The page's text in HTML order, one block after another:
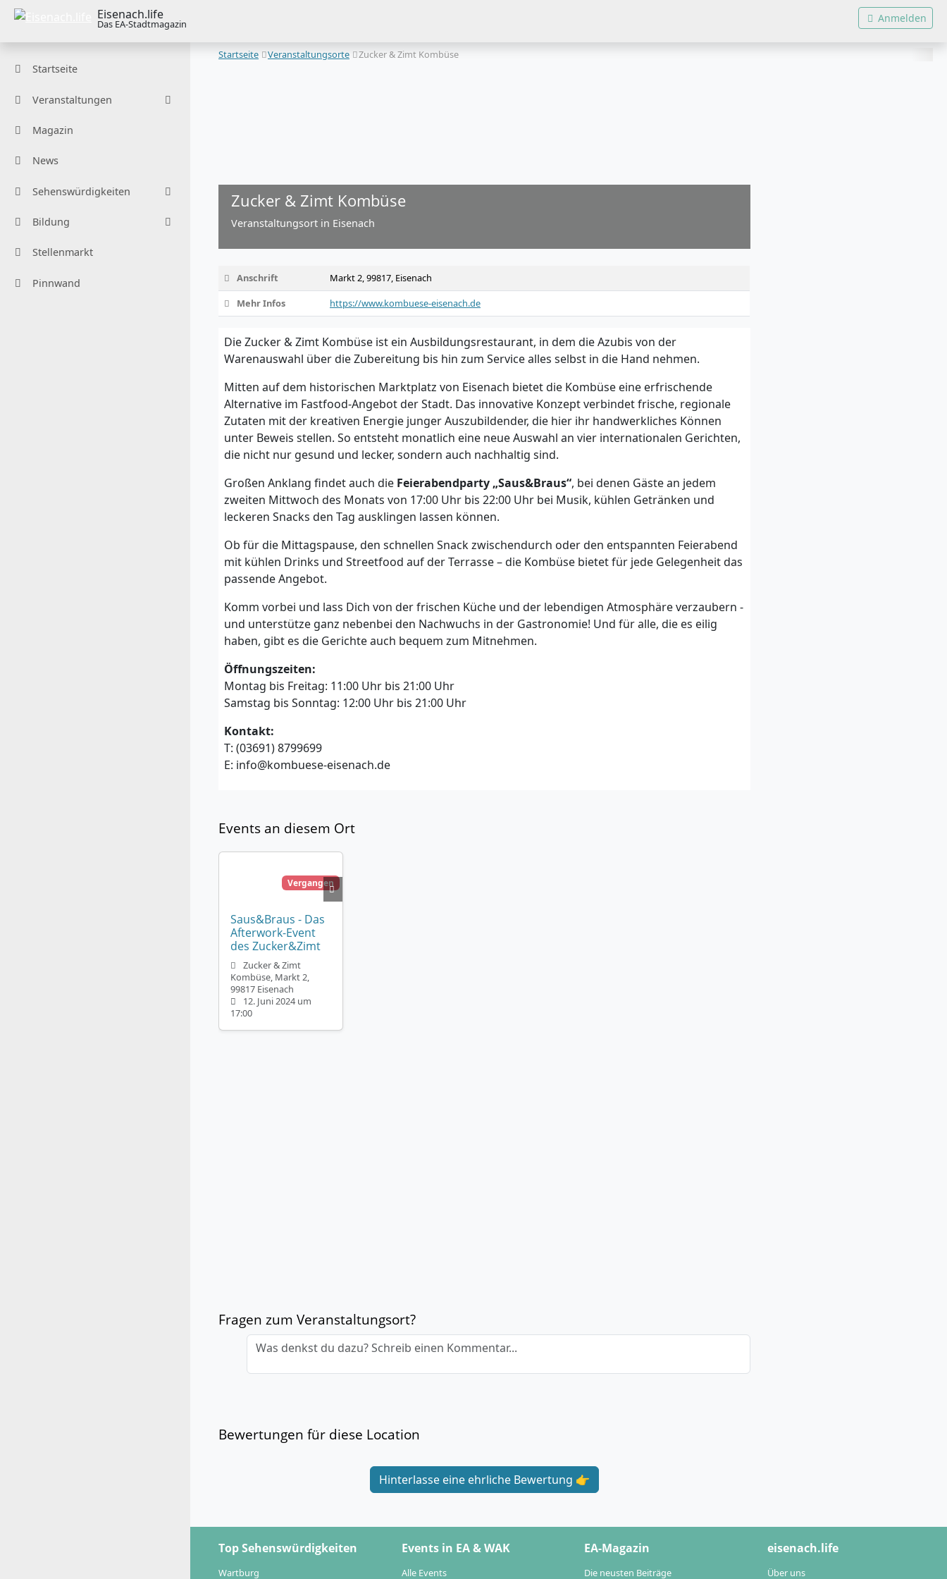
Eisenach.life
Das EA-Stadtmagazin Anmelden
Startseite
Veranstaltungen
Magazin
News
Sehenswürdigkeiten
Bildung
Stellenmarkt
Pinnwand
Startseite Veranstaltungsorte Zucker & Zimt Kombüse
Zucker & Zimt Kombüse
Veranstaltungsort in Eisenach
Anschrift
Markt 2, 99817, Eisenach
Mehr Infos
https://www.kombuese-eisenach.de
Die Zucker & Zimt Kombüse ist ein Ausbildungsrestaurant, in dem die Azubis von der
Warenauswahl über die Zubereitung bis hin zum Service alles selbst in die Hand nehmen.
Mitten auf dem historischen Marktplatz von Eisenach bietet die Kombüse eine erfrischende
Alternative im Fastfood-Angebot der Stadt. Das innovative Konzept verbindet frische, regionale
Zutaten mit der kreativen Energie junger Auszubildender, die hier ihr handwerkliches Können
unter Beweis stellen. So entsteht monatlich eine neue Auswahl an vier internationalen Gerichten,
die nicht nur gesund und lecker, sondern auch nachhaltig sind.
Großen Anklang findet auch die Feierabendparty „Saus&Braus“, bei denen Gäste an jedem
zweiten Mittwoch des Monats von 17:00 Uhr bis 22:00 Uhr bei Musik, kühlen Getränken und
leckeren Snacks den Tag ausklingen lassen können.
Ob für die Mittagspause, den schnellen Snack zwischendurch oder den entspannten Feierabend
mit kühlen Drinks und Streetfood auf der Terrasse – die Kombüse bietet für jede Gelegenheit das
passende Angebot.
Komm vorbei und lass Dich von der frischen Küche und der lebendigen Atmosphäre verzaubern -
und unterstütze ganz nebenbei den Nachwuchs in der Gastronomie! Und für alle, die es eilig
haben, gibt es die Gerichte auch bequem zum Mitnehmen.
Öffnungszeiten:
Montag bis Freitag: 11:00 Uhr bis 21:00 Uhr
Samstag bis Sonntag: 12:00 Uhr bis 21:00 Uhr
Kontakt:
T: (03691) 8799699
E: info@kombuese-eisenach.de
Events an diesem Ort
Vergangen
Saus&Braus - Das
Afterwork-Event
des Zucker&Zimt
Zucker & Zimt
Kombüse, Markt 2,
99817 Eisenach
12. Juni 2024 um
17:00
Fragen zum Veranstaltungsort?
Was denkst du dazu? Schreib einen Kommentar...
Bewertungen für diese Location
Hinterlasse eine ehrliche Bewertung 👉
Top Sehenswürdigkeiten
Wartburg
Events in EA & WAK
Alle Events
EA-Magazin
Die neusten Beiträge
eisenach.life
Über uns